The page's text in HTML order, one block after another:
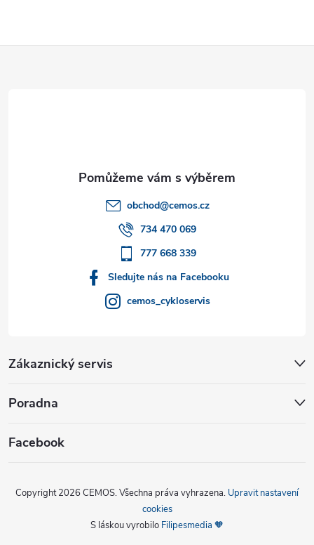
obchod@cemos.cz
734 470 069
777 668 339
Sledujte nás na Facebooku
cemos_cykloservis
Zákaznický servis
Poradna
Facebook
Copyright 2026 CEMOS. Všechna práva vyhrazena. Upravit nastavení
cookies
S láskou vyrobilo Filipesmedia 🧡